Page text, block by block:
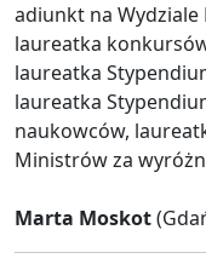
adiunkt na
laureatka
laureatka
laureatka
naukowców,
Ministrów za
Marta Moskot